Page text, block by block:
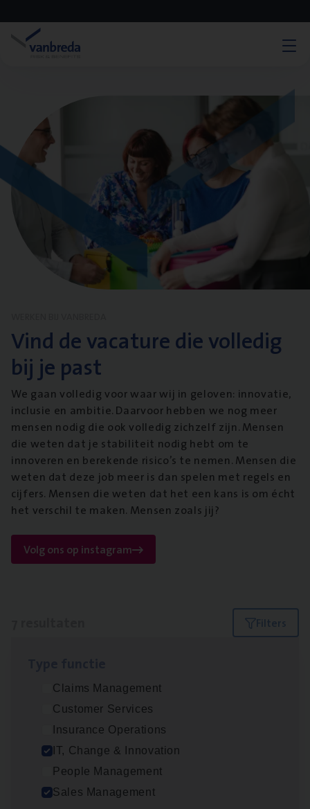
Vind de vacature die volledig
bij je past
We gaan volledig voor waar wij in geloven: innovatie,
inclusie en ambitie. Daarvoor hebben we nog meer
mensen nodig die ook volledig zichzelf zijn. Mensen
die weten dat je stabiliteit nodig hebt om te
innoveren en berekende risico’s te nemen. Mensen die
weten dat deze job meer is dan spelen met regels en
cijfers. Mensen die weten dat het een kans is om écht
het verschil te maken. Mensen zoals jij?
Volg ons op instagram
Filters
Claims Management
Customer Services
Insurance Operations
IT, Change & Innovation
People Management
Sales Management
Test Ana­lyst
IT, Change & Innovation
Antwerpen
Busi­ness Analyst